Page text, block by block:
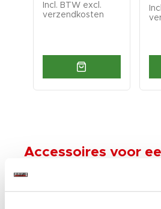
Incl. BTW excl.
verzendkosten
Accessoires voor